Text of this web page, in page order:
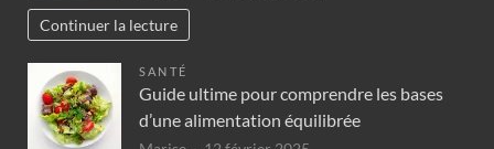
Continuer la lecture
SANTÉ
Guide ultime pour comprendre les bases
d’une alimentation équilibrée